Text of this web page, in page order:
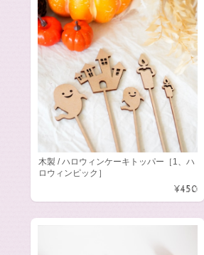
木製 / ハロウィンケーキトッパー［1、ハ
ロウィンピック］
¥450